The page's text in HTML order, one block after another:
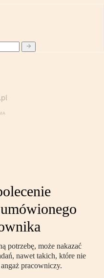
potrzebę, może nakazać
nawet takich, które nie
pracowniczy.